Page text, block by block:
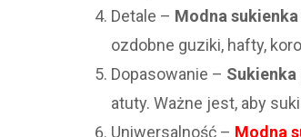
Detale – Modna
ozdobne guziki, hafty,
Dopasowanie – Sukienka
atuty. Ważne jest, aby
Uniwersalność – Modna